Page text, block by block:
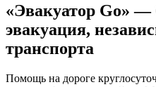
«Эвакуатор Go» —
эвакуация,
транспорта
Помощь на дороге